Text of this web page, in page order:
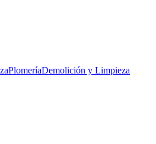
PlomeríaDemolición y Limpieza